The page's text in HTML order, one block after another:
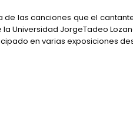
las canciones que el
Universidad JorgeTadeo
en varias exposiciones